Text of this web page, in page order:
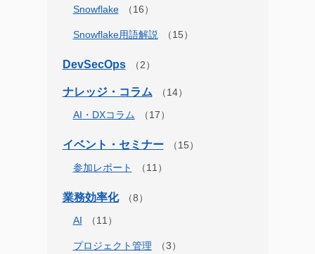
Snowflake
Snowflake用語解説
DevSecOps
ナレッジ・コラム
AI・DXコラム
イベント・セミナー
参加レポート
業務効率化
AI
プロジェクト管理